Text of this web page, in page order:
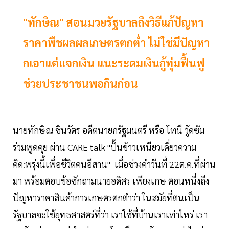
"ทักษิณ" สอนมวยรัฐบาลถึงวิธีแก้ปัญหา
ราคาพืชผลผลเกษตรตกต่ำ ไม่ใช่มีปัญหา
กเอาแต่แจกเงิน แนะระดมเงินกู้ทุ่มฟื้นฟู
ช่วยประชาชนพอกินก่อน
นายทักษิณ ชินวัตร อดีตนายกรัฐมนตรี หรือ โทนี วู้ดซัม
ร่วมพูดคุย ผ่าน CARE talk "ปั้นข้าวเหนียวเคี่ยวความ
คิด:พรุ่งนี้เพื่อชีวิตคนอีสาน" เมื่อช่วงค่ำวันที่ 22ต.ค.ที่ผ่าน
มา พร้อมตอบข้อซักถามนายอดิศร เพียงเกษ ตอนหนึ่งถึง
ปัญหาราคาสินค้าการเกษตรตกต่ำว่า ในสมัยที่ตนเป็น
รัฐบาลจะใช้ยุทธศาสตร์ที่ว่า เราใช้ที่บ้านเราเท่าไหร่ เรา